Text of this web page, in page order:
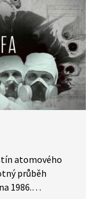
atomového
průběh
1986.